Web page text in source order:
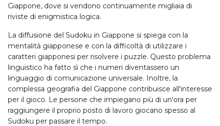
Giappone, dove si vendono continuamente migliaia di
riviste di enigmistica logica.
La diffusione del Sudoku in Giappone si spiega con la
mentalità giapponese e con la difficoltà di utilizzare i
caratteri giapponesi per risolvere i puzzle. Questo problema
linguistico ha fatto sì che i numeri diventassero un
linguaggio di comunicazione universale. Inoltre, la
complessa geografia del Giappone contribuisce all'interesse
per il gioco. Le persone che impiegano più di un'ora per
raggiungere il proprio posto di lavoro giocano spesso al
Sudoku per passare il tempo.